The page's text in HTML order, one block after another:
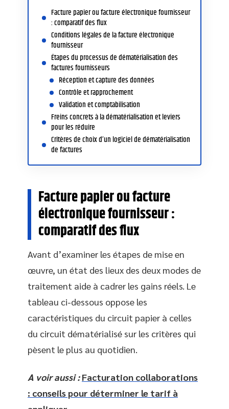
Facture papier ou facture électronique fournisseur
: comparatif des flux
Conditions légales de la facture électronique
fournisseur
Étapes du processus de dématérialisation des
factures fournisseurs
Réception et capture des données
Contrôle et rapprochement
Validation et comptabilisation
Freins concrets à la dématérialisation et leviers
pour les réduire
Critères de choix d’un logiciel de dématérialisation
de factures
Facture papier ou facture
électronique fournisseur :
comparatif des flux
Avant d’examiner les étapes de mise en
œuvre, un état des lieux des deux modes de
traitement aide à cadrer les gains réels. Le
tableau ci-dessous oppose les
caractéristiques du circuit papier à celles
du circuit dématérialisé sur les critères qui
pèsent le plus au quotidien.
A voir aussi : Facturation collaborations
: conseils pour déterminer le tarif à